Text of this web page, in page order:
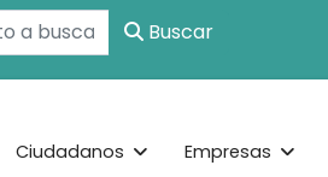
Buscar
Ciudadanos Empresas